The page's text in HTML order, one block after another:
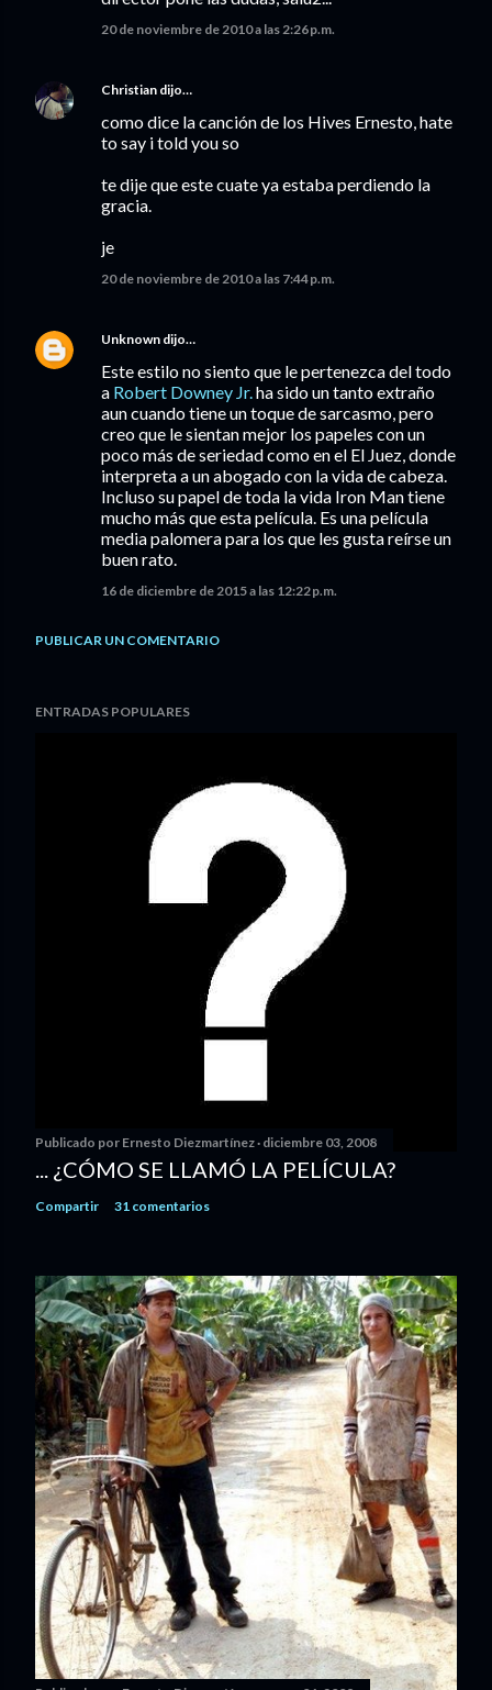
20 de noviembre de 2010 a las 2:26 p.m.
Christian dijo…
como dice la canción de los Hives Ernesto, hate
to say i told you so
te dije que este cuate ya estaba perdiendo la
gracia.
je
20 de noviembre de 2010 a las 7:44 p.m.
Unknown dijo…
Este estilo no siento que le pertenezca del todo
a Robert Downey Jr.ha sido un tanto extraño
aun cuando tiene un toque de sarcasmo, pero
creo que le sientan mejor los papeles con un
poco más de seriedad como en el El Juez, donde
interpreta a un abogado con la vida de cabeza.
Incluso su papel de toda la vida Iron Man tiene
mucho más que esta película. Es una película
media palomera para los que les gusta reírse un
buen rato.
16 de diciembre de 2015 a las 12:22 p.m.
PUBLICAR UN COMENTARIO
ENTRADAS POPULARES
Publicado por Ernesto Diezmartínez diciembre 03, 2008
... ¿CÓMO SE LLAMÓ LA PELÍCULA?
Compartir 31 comentarios